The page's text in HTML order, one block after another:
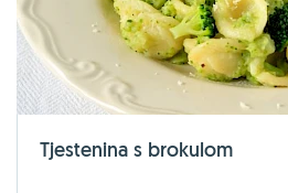
Tjestenina s brokulom